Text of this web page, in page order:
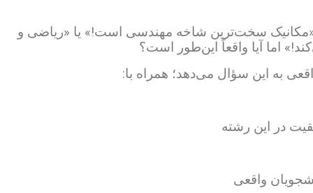
«مکانیک سخت‌ترین شاخه مهندسی است!» یا «ریاضی و
اما آیا واقعاً این‌طور است؟
به این سؤال می‌دهد؛ همراه با:
واقعی